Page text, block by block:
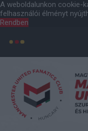
A weboldalunkon cookie-
felhasználói élményt
Rendben